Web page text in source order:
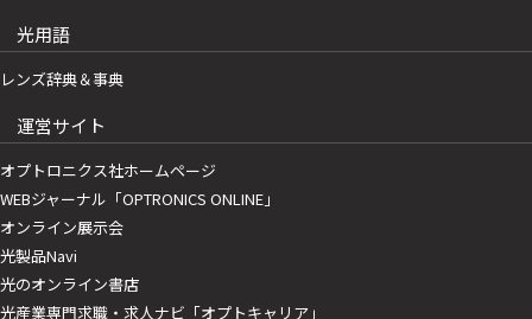
光用語
レンズ辞典＆事典
運営サイト
オプトロニクス社ホームページ
WEBジャーナル「OPTRONICS ONLINE」
オンライン展示会
光製品Navi
光のオンライン書店
光産業専門求職・求人ナビ「オプトキャリア」